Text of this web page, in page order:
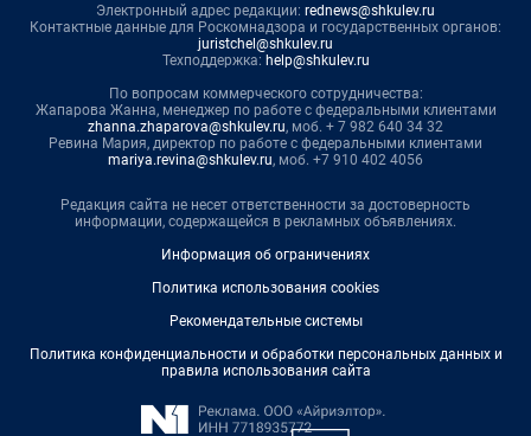
Электронный адрес редакции: rednews@shkulev.ru
Контактные данные для Роскомнадзора и государственных органов:
juristchel@shkulev.ru
Техподдержка: help@shkulev.ru
По вопросам коммерческого сотрудничества:
Жапарова Жанна, менеджер по работе с федеральными клиентами
zhanna.zhaparova@shkulev.ru, моб. + 7 982 640 34 32
Ревина Мария, директор по работе с федеральными клиентами
mariya.revina@shkulev.ru, моб. +7 910 402 4056
Редакция сайта не несет ответственности за достоверность
информации, содержащейся в рекламных объявлениях.
Информация об ограничениях
Политика использования cookies
Рекомендательные системы
Политика конфиденциальности и обработки персональных данных и
правила использования сайта